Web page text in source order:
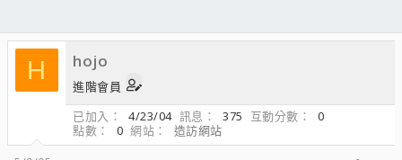
H hojo
進階會員
已加入
4/23/04 訊息 375 互動分數
0
點數
0 網站
造訪網站